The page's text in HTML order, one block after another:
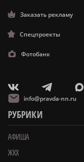
Заказать рекламу
Спецпроекты
Фотобанк
V T X
info@pravda-nn.ru
РУБРИКИ
АФИША
ЖКХ